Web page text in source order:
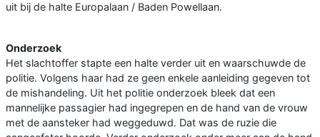
uit bij de halte Europalaan / Baden Powellaan.
Onderzoek
Het slachtoffer stapte een halte verder uit en waarschuwde de
politie. Volgens haar had ze geen enkele aanleiding gegeven tot
de mishandeling. Uit het politie onderzoek bleek dat een
mannelijke passagier had ingegrepen en de hand van de vrouw
met de aansteker had weggeduwd. Dat was de ruzie die